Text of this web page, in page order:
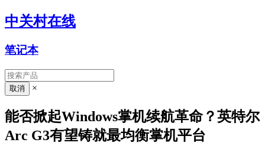
中关村在线
笔记本
×
能否掀起Windows掌机续航革命？英特尔
Arc G3有望铸就最均衡掌机平台